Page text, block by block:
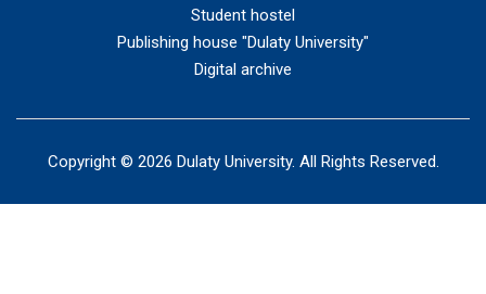
Student hostel
Publishing house "Dulaty University"
Digital archive
Copyright © 2026 Dulaty University. All Rights Reserved.